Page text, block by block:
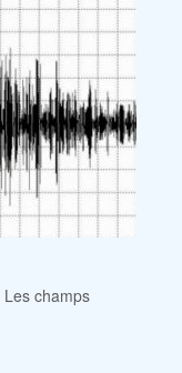
Les champs